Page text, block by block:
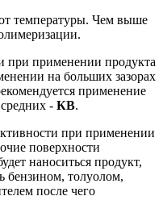
температуры. Чем выше
при применении продукта
на больших зазорах
применение
- КВ.
при применении
поверхности
наноситься продукт,
бензином, толуолом,
после чего